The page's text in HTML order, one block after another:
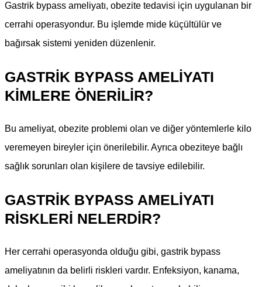
Gastrik bypass ameliyatı, obezite tedavisi için uygulanan bir
cerrahi operasyondur. Bu işlemde mide küçültülür ve
bağırsak sistemi yeniden düzenlenir.
GASTRIK BYPASS AMELIYATI
KIMLERE ÖNERILIR?
Bu ameliyat, obezite problemi olan ve diğer yöntemlerle kilo
veremeyen bireyler için önerilebilir. Ayrıca obeziteye bağlı
sağlık sorunları olan kişilere de tavsiye edilebilir.
GASTRIK BYPASS AMELIYATI
RISKLERI NELERDIR?
Her cerrahi operasyonda olduğu gibi, gastrik bypass
ameliyatının da belirli riskleri vardır. Enfeksiyon, kanama,